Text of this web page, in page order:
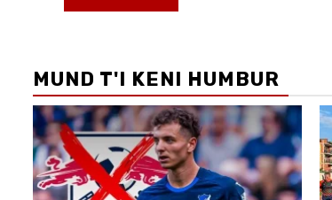
MUND T'I KENI HUMBUR